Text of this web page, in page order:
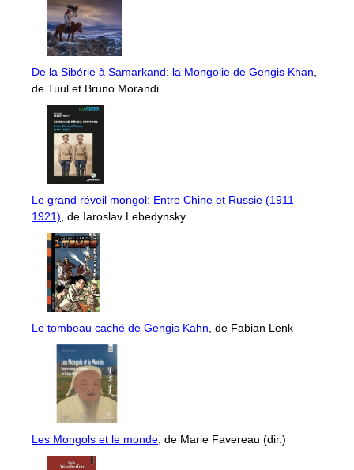
De la Sibérie à Samarkand: la Mongolie de Gengis Khan
de Tuul et Bruno Morandi
Le grand réveil mongol: Entre Chine et Russie (1911-
1921) , de Iaroslav Lebedynsky
Le tombeau caché de Gengis Kahn , de Fabian Lenk
Les Mongols et le monde , de Marie Favereau (dir.)